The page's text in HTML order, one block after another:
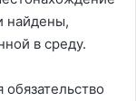
найдены,
в среду.